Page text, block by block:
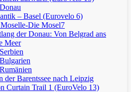
– Basel (Eurovelo 6)
Die Mosel7
der Donau: Von Belgrad ans
Meer
der Barentssee nach Leipzig
Curtain Trail 1 (EuroVelo 13)